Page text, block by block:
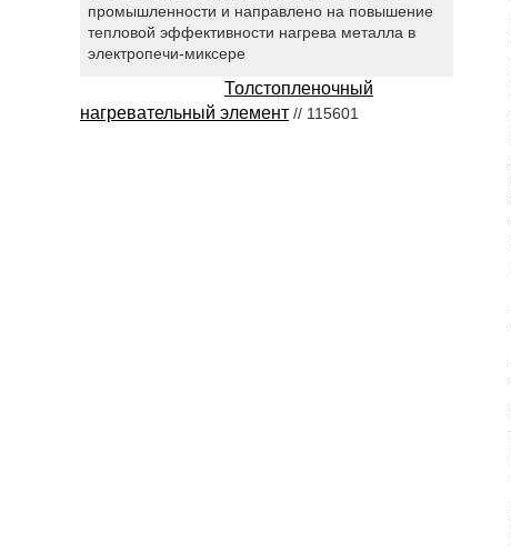
промышленности и направлено на повышение
тепловой эффективности нагрева металла в
электропечи-миксере
Толстопленочный
нагревательный элемент // 115601